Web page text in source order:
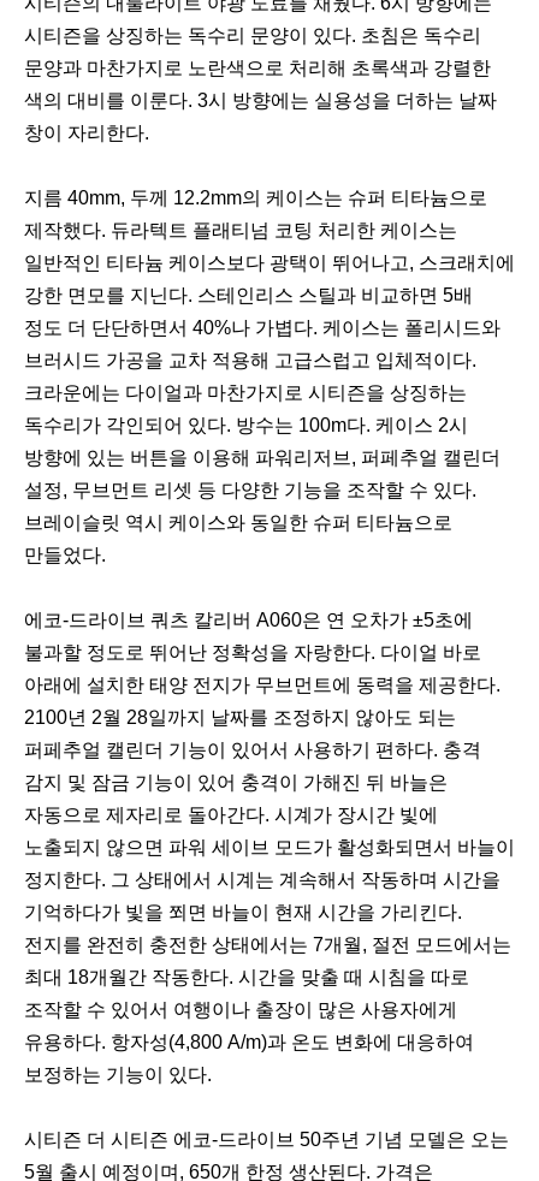
시티즌을 상징하는 독수리 문양이 있다. 초침은 독수리
문양과 마찬가지로 노란색으로 처리해 초록색과 강렬한
색의 대비를 이룬다. 3시 방향에는 실용성을 더하는 날짜
창이 자리한다.
지름 40mm, 두께 12.2mm의 케이스는 슈퍼 티타늄으로
제작했다. 듀라텍트 플래티넘 코팅 처리한 케이스는
일반적인 티타늄 케이스보다 광택이 뛰어나고, 스크래치에
강한 면모를 지닌다. 스테인리스 스틸과 비교하면 5배
정도 더 단단하면서 40%나 가볍다. 케이스는 폴리시드와
브러시드 가공을 교차 적용해 고급스럽고 입체적이다.
크라운에는 다이얼과 마찬가지로 시티즌을 상징하는
독수리가 각인되어 있다. 방수는 100m다. 케이스 2시
방향에 있는 버튼을 이용해 파워리저브, 퍼페추얼 캘린더
설정, 무브먼트 리셋 등 다양한 기능을 조작할 수 있다.
브레이슬릿 역시 케이스와 동일한 슈퍼 티타늄으로
만들었다.
에코-드라이브 쿼츠 칼리버 A060은 연 오차가 ±5초에
불과할 정도로 뛰어난 정확성을 자랑한다. 다이얼 바로
아래에 설치한 태양 전지가 무브먼트에 동력을 제공한다.
2100년 2월 28일까지 날짜를 조정하지 않아도 되는
퍼페추얼 캘린더 기능이 있어서 사용하기 편하다. 충격
감지 및 잠금 기능이 있어 충격이 가해진 뒤 바늘은
자동으로 제자리로 돌아간다. 시계가 장시간 빛에
노출되지 않으면 파워 세이브 모드가 활성화되면서 바늘이
정지한다. 그 상태에서 시계는 계속해서 작동하며 시간을
기억하다가 빛을 쬐면 바늘이 현재 시간을 가리킨다.
전지를 완전히 충전한 상태에서는 7개월, 절전 모드에서는
최대 18개월간 작동한다. 시간을 맞출 때 시침을 따로
조작할 수 있어서 여행이나 출장이 많은 사용자에게
유용하다. 항자성(4,800 A/m)과 온도 변화에 대응하여
보정하는 기능이 있다.
시티즌 더 시티즌 에코-드라이브 50주년 기념 모델은 오는
5월 출시 예정이며, 650개 한정 생산된다. 가격은